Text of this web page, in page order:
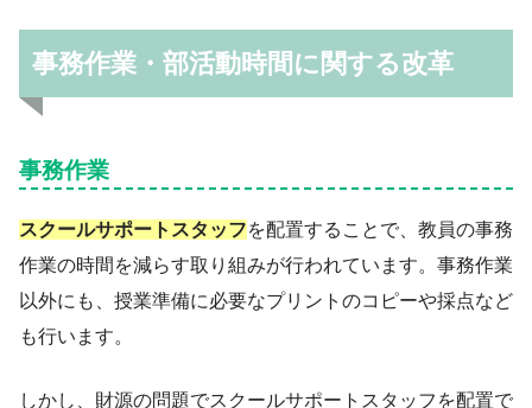
事務作業・部活動時間に関する改革
事務作業
スクールサポートスタッフを配置することで、教員の事務
作業の時間を減らす取り組みが行われています。事務作業
以外にも、授業準備に必要なプリントのコピーや採点など
も行います。
しかし、財源の問題でスクールサポートスタッフを配置で